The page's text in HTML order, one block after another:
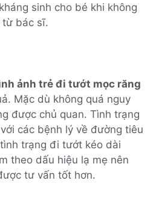
sinh cho bé khi không
từ bác sĩ.
ảnh trẻ đi tướt mọc răng
Mặc dù không quá nguy
được chủ quan. Tình trạng
các bệnh lý về đường tiêu
trạng đi tướt kéo dài
theo dấu hiệu lạ mẹ nên
tư vấn tốt hơn.